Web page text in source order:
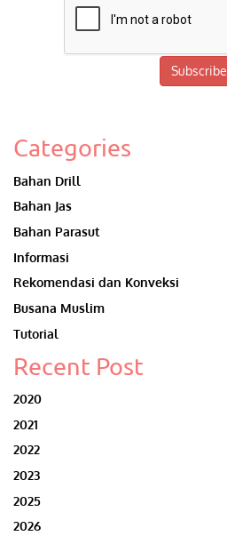
Subscribe
Categories
Bahan Drill
Bahan Jas
Bahan Parasut
Informasi
Rekomendasi dan Konveksi
Busana Muslim
Tutorial
Recent Post
2020
2021
2022
2023
2025
2026